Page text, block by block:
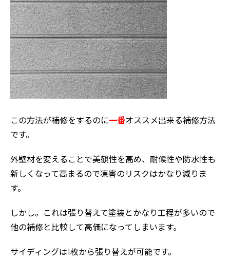
この方法が補修をするのに一番オススメ出来る補修方法
です。
外壁材を変えることで美観性を高め、耐候性や防水性も
新しくなって高まるので凍害のリスクはかなり減りま
す。
しかし。これは張り替えて塗装とかなり工程が多いので
他の補修と比較して高価になってしまいます。
サイディングは1枚から張り替えが可能です。